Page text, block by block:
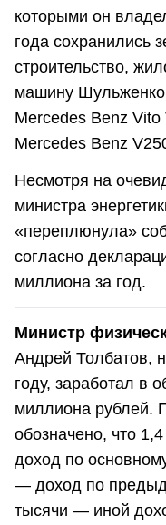
которыми он
года сохранились
строительство,
машину
Mercedes Benz Vito
Mercedes Benz
Несмотря на
министра
«переплюнула»
согласно
миллиона за год.
Министр
Андрей Толбатов,
году, заработал в
миллиона рублей.
обозначено, что
доход по
— доход по
тысячи — иной